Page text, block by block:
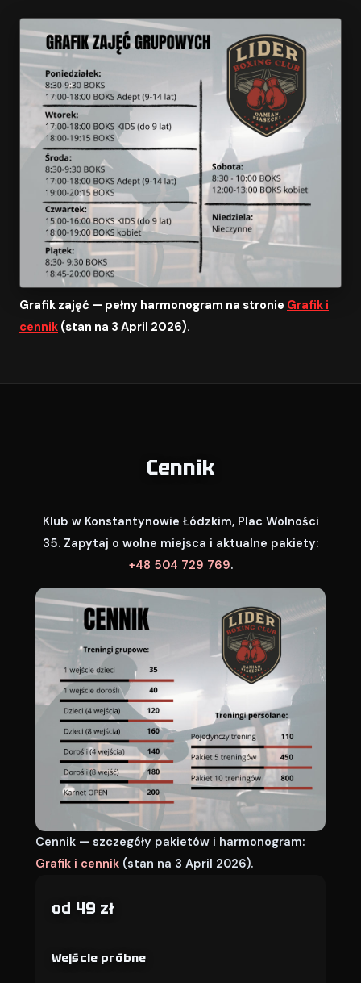
Grafik zajęć — pełny harmonogram na stronie Grafik i
cennik (stan na 3 April 2026).
Cennik
Klub w Konstantynowie Łódzkim, Plac Wolności
35. Zapytaj o wolne miejsca i aktualne pakiety:
+48 504 729 769.
Cennik — szczegóły pakietów i harmonogram:
Grafik i cennik (stan na 3 April 2026).
od 49 zł
Wejście próbne